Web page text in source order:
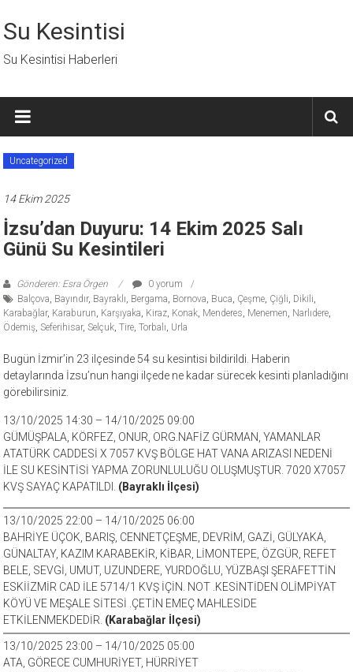
geç
Su Kesintisi
Su Kesintisi Haberleri
Uncategorized
14 Ekim 2025
İzsu’dan Duyuru: 14 Ekim 2025 Salı
Günü Su Kesintileri
Gönderen: Esra Örgen
0 yorum
Balçova, Bayındır, Bayraklı, Bergama, Bornova, Buca, Çeşme, Çiğli, Dikili,
Karabağlar, Karaburun, Karşıyaka, Kiraz, Konak, Menderes, Menemen, Narlıdere,
Ödemiş,Seferihisar,Selçuk,Tire,Torbalı, Urla
Bugün İzmir’in 23 ilçesinde 54 su kesintisi bildirildi. Haberin
detaylarında İzsu’nun hangi ilçede ne kadar sürecek kesinti planladığını
görebilirsiniz.
13/10/2025 14:30 – 14/10/2025 09:00
GÜMÜŞPALA, KÖRFEZ, ONUR, ORG.NAFİZ GÜRMAN, YAMANLAR
ATATÜRK CADDESİ X 7057 KVŞ BÖLGE HAT VANA ARIZASI NEDENİ
İLE SU KESİNTİSİ YAPMA ZORUNLULUĞU OLUŞMUŞTUR. 7020 X7057
KVŞ SAYAÇ KAPATILDI. (Bayraklı İlçesi)
13/10/2025 22:00 – 14/10/2025 06:00
BAHRİYE ÜÇOK, BARIŞ, CENNETÇEŞME, DEVRİM, GAZİ, GÜLYAKA,
GÜNALTAY, KAZIM KARABEKİR, KİBAR, LİMONTEPE, ÖZGÜR, REFET
BELE, SEVGİ, UMUT, UZUNDERE, YURDOĞLU, YÜZBAŞI ŞERAFETTİN
ESKİİZMİR CAD İLE 5714/1 KVŞ İÇİN. NOT .KESİNTİDEN OLİMPİYAT
KÖYÜ VE MEŞALE SİTESİ .ÇETİN EMEÇ MAHLESİDE
ETKİLENMEKDEDİR. (Karabağlar İlçesi)
13/10/2025 23:00 – 14/10/2025 05:00
ATA, GÖRECE CUMHURİYET, HÜRRİYET